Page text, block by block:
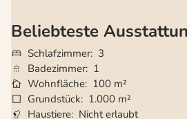
Beliebteste
Schlafzimmer 3
Badezimmer 1
Wohnfläche 100 m²
Grundstück
1.000 m²
Haustiere Nicht erlaubt